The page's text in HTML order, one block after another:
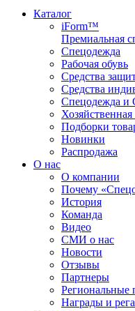
Каталог
iForm™
Премиальная
Спецодежда
Рабочая обувь
Средства
Средства
Спецодежда
Хозяйственная
Подборки
Новинки
Распродажа
О нас
О компании
Почему
История
Команда
Видео
СМИ о нас
Новости
Отзывы
Партнеры
Региональные
Награды и